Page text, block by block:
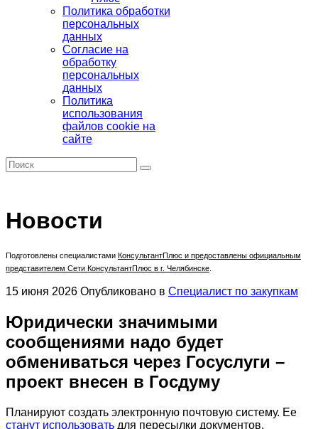
Политика обработки
персональных
данных
Согласие на
обработку
персональных
данных
Политика
использования
файлов cookie на
сайте
Новости
Подготовлены специалистами КонсультантПлюс и предоставлены официальным
представителем Сети КонсультантПлюс в г. Челябинске
15 июня 2026 Опубликовано в Специалист по закупкам
Юридически значимыми
сообщениями надо будет
обмениваться через Госуслуги –
проект внесен в Госдуму
Планируют создать электронную почтовую систему. Ее
станут использовать для пересылки документов,